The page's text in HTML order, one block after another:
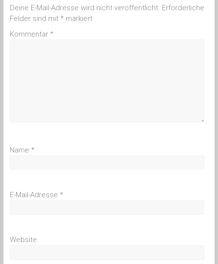
Deine E-Mail-Adresse wird nicht veröffentlicht. Erforderliche
Felder sind mit *markiert
Kommentar *
Name *
E-Mail-Adresse *
Website